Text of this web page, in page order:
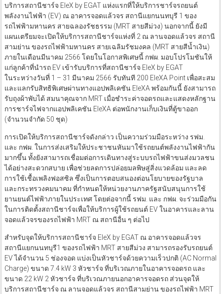
บริการสถานีชาร์จ EleX by EGAT แห่งแรกที่ให้บริการชาร์จรถยนต์
พลังงานไฟฟ้า (EV) ณ อาคารจอดแล้วจร สถานีแยกนนทบุรี 1 ของ
รถไฟฟ้ามหานคร สายฉลองรัชธรรม (MRT สายสีม่วง) นอกจากนี้ ยังมี
แผนเตรียมจะเปิดให้บริการสถานีชาร์จแห่งที่ 2 ณ ลานจอดแล้วจร สถานี
สามย่าน ของรถไฟฟ้ามหานคร สายเฉลิมรัชมงคล (MRT สายสีน้ำเงิน)
ภายในเดือนมีนาคม 2566 โดยในโอกาสพิเศษนี้ กฟผ. มอบโปรโมชันให้
แก่ลูกค้าที่นำรถ EV เข้ารับบริการที่สถานีชาร์จ EleX by EGAT
ในระหว่างวันที่ 1 – 31 มีนาคม 2566 รับทันที 200 EleXA Point เพื่อสะสม
และแลกรับสิทธิพิเศษผ่านทางแอปพลิเคชัน EleXA พร้อมกันนี้ ยังสามารถ
รับถุงผ้าพับได้ สมนาคุณจาก MRT เมื่อชำระค่าจอดรถและแสดงหลักฐาน
การชาร์จไฟจากแอปพลิเคชัน EleXA ต่อพนักงานเก็บเงินที่ตู้ขาออก
(จำนวนจำกัด 50 ชุด)
การเปิดให้บริการสถานีชาร์จดังกล่าว เป็นความร่วมมือระหว่าง รฟม.
และ กฟผ. ในการส่งเสริมให้ประชาชนหันมาใช้รถยนต์พลังงานไฟฟ้ากัน
มากขึ้น ทั้งยังสามารถเชื่อมต่อการเดินทางสู่ระบบรถไฟฟ้าขนส่งมวลชน
ได้อย่างสะดวกสบาย เพื่อช่วยลดการปล่อยมลพิษสู่สิ่งแวดล้อม และลด
การใช้เชื้อเพลิงฟอสซิล ซึ่งเป็นการตอบสนองต่อนโยบายของรัฐบาล
และกระทรวงคมนาคม ที่กำหนดให้หน่วยงานภาครัฐสนับสนุนการใช้
ยานยนต์ไฟฟ้าภายในประเทศ โดยต่อจากนี้ รฟม. และ กฟผ. จะร่วมมือกัน
ในการติดตั้งสถานีชาร์จเพื่อให้บริการผู้ใช้รถยนต์ EV ในอาคารและลาน
จอดแล้วจรของรถไฟฟ้า MRT ณ สถานีอื่น ๆ ต่อไป
สำหรับจุดให้บริการสถานีชาร์จ EleX by EGAT ณ อาคารจอดแล้วจร
สถานีแยกนนทบุรี1 ของรถไฟฟ้า MRT สายสีม่วง สามารถรองรับรถยนต์
EV ได้จำนวน 5 ช่องจอด แบ่งเป็นหัวชาร์จด้วยความเร็วปกติ (AC Normal
Charge) ขนาด 7.4 kW 3 หัวชาร์จ ที่บริเวณภายในอาคารจอดรถ และ
ขนาด 22 kW 2 หัวชาร์จ ที่บริเวณภายนอกอาคารจอดรถ ส่วนจุดให้
บริการสถานีชาร์จ ณ ลานจอดแล้วจร สถานีสามย่าน ของรถไฟฟ้า MRT